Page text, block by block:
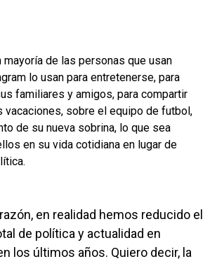
mayoría de las personas que usan
lo usan para entretenerse, para
familiares y amigos, para compartir
sobre el equipo de futbol,
de su nueva sobrina, lo que sea
en su vida cotidiana en lugar de
en realidad hemos reducido el
de política y actualidad en
los últimos años. Quiero decir, la